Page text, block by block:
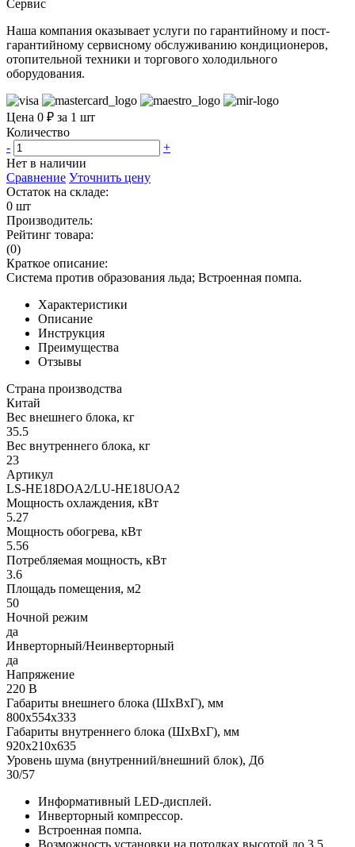
Сервис
Наша компания оказывает услуги по гарантийному и пост-
гарантийному сервисному обслуживанию кондиционеров,
отопительной техники и торгового холодильного
оборудования.
Цена 0 ₽ за 1 шт
Количество
-
+
Нет в наличии
Сравнение Уточнить цену
Остаток на складе:
0 шт
Производитель:
Рейтинг товара:
(0)
Краткое описание:
Система против образования льда; Встроенная помпа.
Характеристики
Описание
Инструкция
Преимущества
Отзывы
Страна производства
Китай
Вес внешнего блока, кг
35.5
Вес внутреннего блока, кг
23
Артикул
LS-HE18DOA2/LU-HE18UOA2
Мощность охлаждения, кВт
5.27
Мощность обогрева, кВт
5.56
Потребляемая мощность, кВт
3.6
Площадь помещения, м2
50
Ночной режим
да
Инверторный/Неинверторный
да
Напряжение
220 В
Габариты внешнего блока (ШхВхГ), мм
800х554х333
Габариты внутреннего блока (ШхВхГ), мм
920х210х635
Уровень шума (внутренний/внешний блок), Дб
30/57
Информативный LED-дисплей.
Инверторный компрессор.
Встроенная помпа.
Возможность установки на потолках высотой до 3.5